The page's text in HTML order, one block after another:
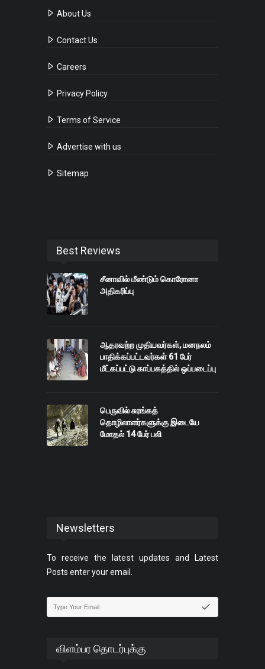
About Us
Contact Us
Careers
Privacy Policy
Terms of Service
Advertise with us
Sitemap
Best Reviews
சீனாவில் மீண்டும் கொரோனா
அதிகரிப்பு
ஆதரவற்ற முதியவர்கள், மனநலம்
பாதிக்கப்பட்டவர்கள் 61 பேர்
மீட்கப்பட்டு காப்பகத்தில் ஒப்படைப்பு
பெருவில் சுரங்கத்
தொழிலாளர்களுக்கு இடையே
மோதல் 14 பேர் பலி
Newsletters
To receive the latest updates and Latest
Posts enter your email.
விளம்பர தொடர்புக்கு